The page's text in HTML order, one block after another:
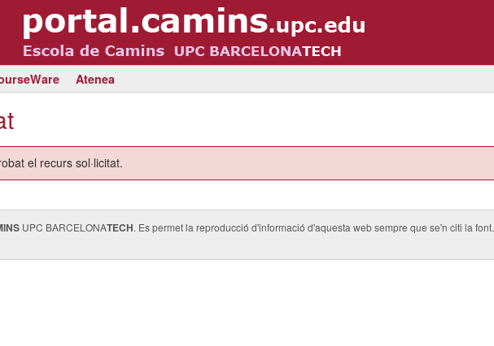
Atenea
el recurs sol·licitat.
UPC BARCELONATECH. Es permet la reproducció d'informació d'aquesta web sempre que se'n citi la font.